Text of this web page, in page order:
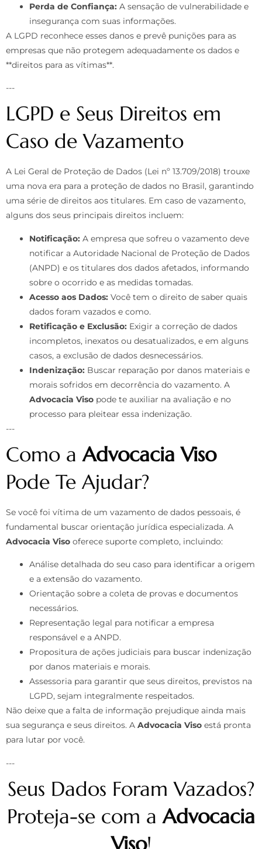
Perda de Confiança: A sensação de vulnerabilidade e
insegurança com suas informações.
A LGPD reconhece esses danos e prevê punições para as
empresas que não protegem adequadamente os dados e
**direitos para as vítimas**.
---
LGPD e Seus Direitos em
Caso de Vazamento
A Lei Geral de Proteção de Dados (Lei nº 13.709/2018) trouxe
uma nova era para a proteção de dados no Brasil, garantindo
uma série de direitos aos titulares. Em caso de vazamento,
alguns dos seus principais direitos incluem:
Notificação: A empresa que sofreu o vazamento deve
notificar a Autoridade Nacional de Proteção de Dados
(ANPD) e os titulares dos dados afetados, informando
sobre o ocorrido e as medidas tomadas.
Acesso aos Dados: Você tem o direito de saber quais
dados foram vazados e como.
Retificação e Exclusão: Exigir a correção de dados
incompletos, inexatos ou desatualizados, e em alguns
casos, a exclusão de dados desnecessários.
Indenização: Buscar reparação por danos materiais e
morais sofridos em decorrência do vazamento. A
Advocacia Viso pode te auxiliar na avaliação e no
processo para pleitear essa indenização.
---
Como aAdvocacia Viso
Pode Te Ajudar?
Se você foi vítima de um vazamento de dados pessoais, é
fundamental buscar orientação jurídica especializada. A
Advocacia Viso oferece suporte completo, incluindo:
Análise detalhada do seu caso para identificar a origem
e a extensão do vazamento.
Orientação sobre a coleta de provas e documentos
necessários.
Representação legal para notificar a empresa
responsável e a ANPD.
Propositura de ações judiciais para buscar indenização
por danos materiais e morais.
Assessoria para garantir que seus direitos, previstos na
LGPD, sejam integralmente respeitados.
Não deixe que a falta de informação prejudique ainda mais
sua segurança e seus direitos. A Advocacia Viso está pronta
para lutar por você.
---
Seus Dados Foram Vazados?
Proteja-se com aAdvocacia
Viso!